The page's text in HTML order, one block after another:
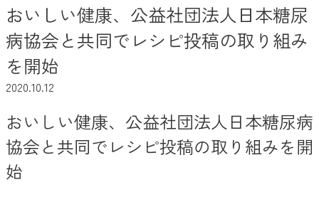
おいしい健康、公益社団法人日本糖尿
病協会と共同でレシピ投稿の取り組み
を開始
2020.10.12
おいしい健康、公益社団法人日本糖尿病
協会と共同でレシピ投稿の取り組みを開
始